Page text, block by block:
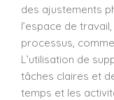
des ajustements
l’espace de
processus,
L’utilisation de
tâches claires et
temps et les